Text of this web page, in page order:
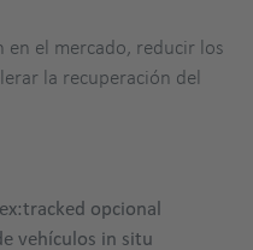
el mercado, reducir los
la recuperación del
opcional
vehículos in situ